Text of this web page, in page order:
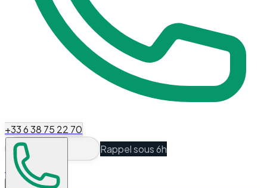
+33 6 38 75 22 70
Rappel sous 6h
Espace Client